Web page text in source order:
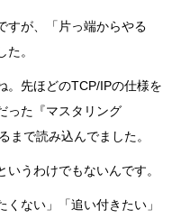
すが、「片っ端からやる
。
。先ほどのTCP/IPの仕様を
った『マスタリング
まで読み込んでました。
うわけでもないんです。
ない」「追い付きたい」